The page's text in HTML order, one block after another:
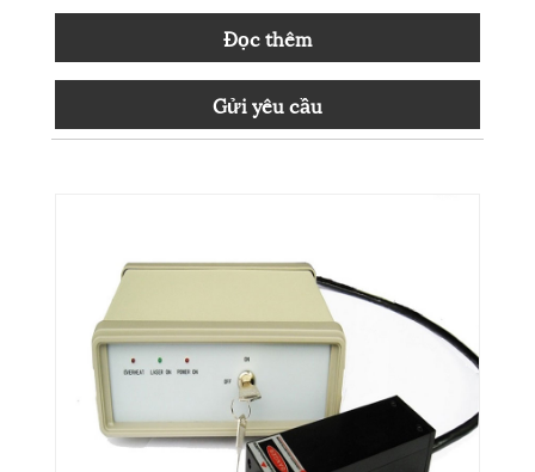
Đọc thêm
Gửi yêu cầu